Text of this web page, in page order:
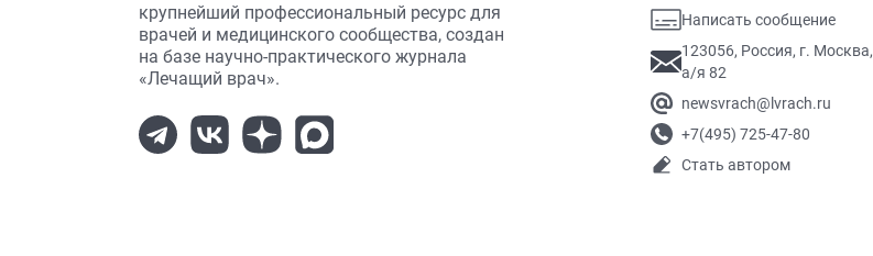
крупнейший профессиональный ресурс для
врачей и медицинского сообщества, создан
на базе научно-практического журнала
«Лечащий врач».
Написать сообщение
123056, Россия, г. Москва,
а/я 82
newsvrach@lvrach.ru
+7(495) 725-47-80
Стать автором